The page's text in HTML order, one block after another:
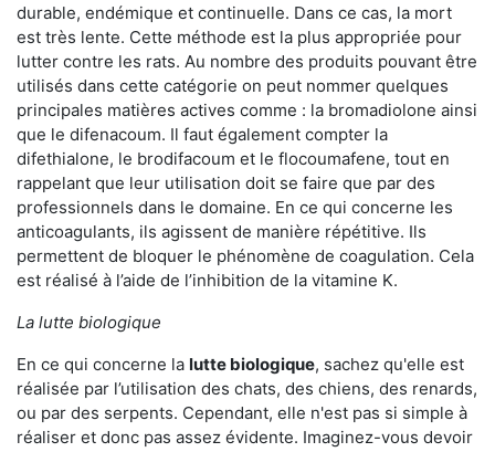
durable, endémique et continuelle. Dans ce cas, la mort
est très lente. Cette méthode est la plus appropriée pour
lutter contre les rats. Au nombre des produits pouvant être
utilisés dans cette catégorie on peut nommer quelques
principales matières actives comme : la bromadiolone ainsi
que le difenacoum. Il faut également compter la
difethialone, le brodifacoum et le flocoumafene, tout en
rappelant que leur utilisation doit se faire que par des
professionnels dans le domaine. En ce qui concerne les
anticoagulants, ils agissent de manière répétitive. Ils
permettent de bloquer le phénomène de coagulation. Cela
est réalisé à l’aide de l’inhibition de la vitamine K.
La lutte biologique
En ce qui concerne la lutte biologique, sachez qu'elle est
réalisée par l’utilisation des chats, des chiens, des renards,
ou par des serpents. Cependant, elle n'est pas si simple à
réaliser et donc pas assez évidente. Imaginez-vous devoir